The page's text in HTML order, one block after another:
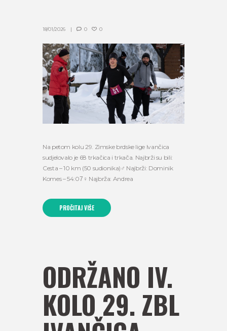
18/01/2026 0 0
Na petom kolu 29. Zimske brdske lige Ivančica
sudjelovalo je 68 trkačica i trkača. Najbrži su bili:
Cesta – 10 km (50 sudionika)‍♂️ Najbrži: Dominik
Komes – 54:07‍♀️ Najbrža: Andrea
PROČITAJ VIŠE
ODRŽANO IV.
KOLO 29. ZBL